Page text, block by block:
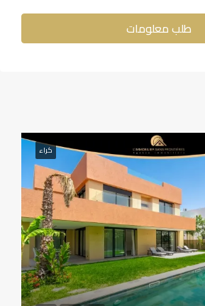
طلب معلومات
كراء